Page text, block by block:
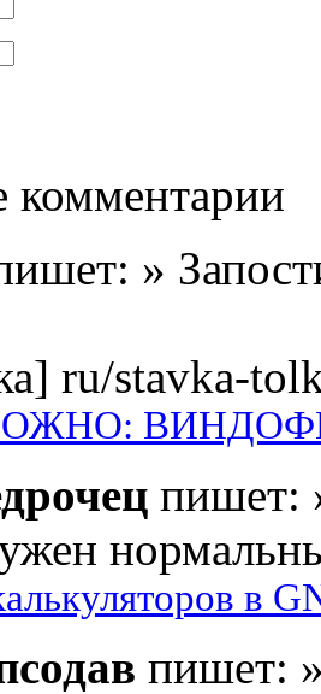
комментарии
»
ru/stavka-
пишет:
в
пишет: